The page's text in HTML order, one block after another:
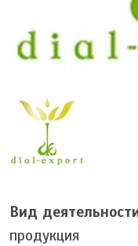
Вид
продукция